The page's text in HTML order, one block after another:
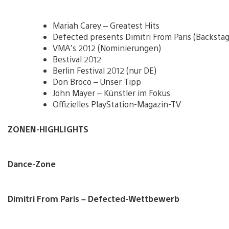
Mariah Carey – Greatest Hits
Defected presents Dimitri From Paris
VMA’s 2012 (Nominierungen)
Bestival 2012
Berlin Festival 2012 (nur DE)
Don Broco – Unser Tipp
John Mayer – Künstler im Fokus
Offizielles PlayStation-Magazin-TV
ZONEN-HIGHLIGHTS
Dance-Zone
Dimitri From Paris – Defected-Wettbewerb